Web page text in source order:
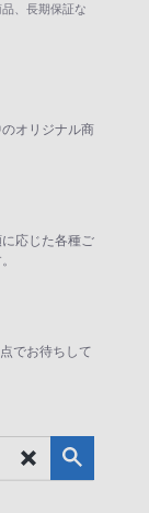
、長期保証な
オリジナル商
応じた各種ご
でお待ちして